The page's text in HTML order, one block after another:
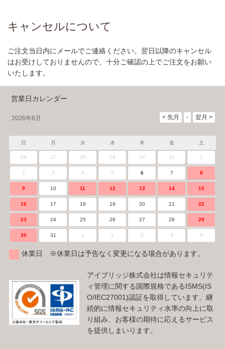
キャンセルについて
ご注文当日内にメールでご連絡ください。翌日以降のキャンセル
はお受けしておりませんので、十分ご確認の上でご注文をお願い
いたします。
営業日カレンダー
2026年8月
日 月 火 水 木 金 土
26 27 28 29 30 31 1
2 3 4 5 6 7 8
9 10 11 12 13 14 15
16 17 18 19 20 21 22
23 24 25 26 27 28 29
30 31 1 2 3 4 5
休業日 ※休業日は予告なく変更になる場合があります。
アイブリッジ株式会社は情報セキュリテ
ィ管理に関する国際規格であるISMS(IS
O/IEC27001)認証を取得しています。継
続的に情報セキュリティ水準の向上に取
り組み、お客様の期待に応えるサービス
を提供しまいります。